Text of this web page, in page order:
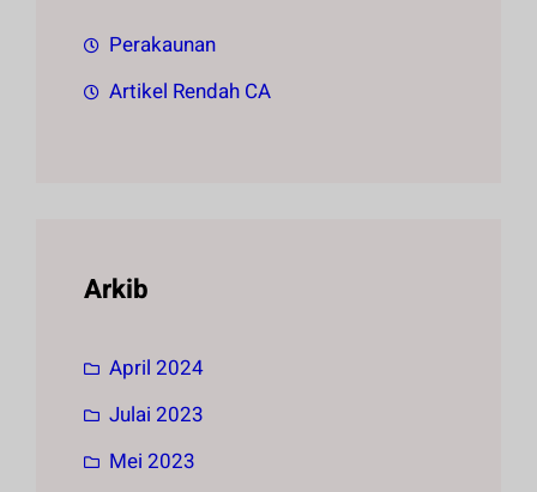
Perakaunan
Artikel Rendah CA
Arkib
April 2024
Julai 2023
Mei 2023